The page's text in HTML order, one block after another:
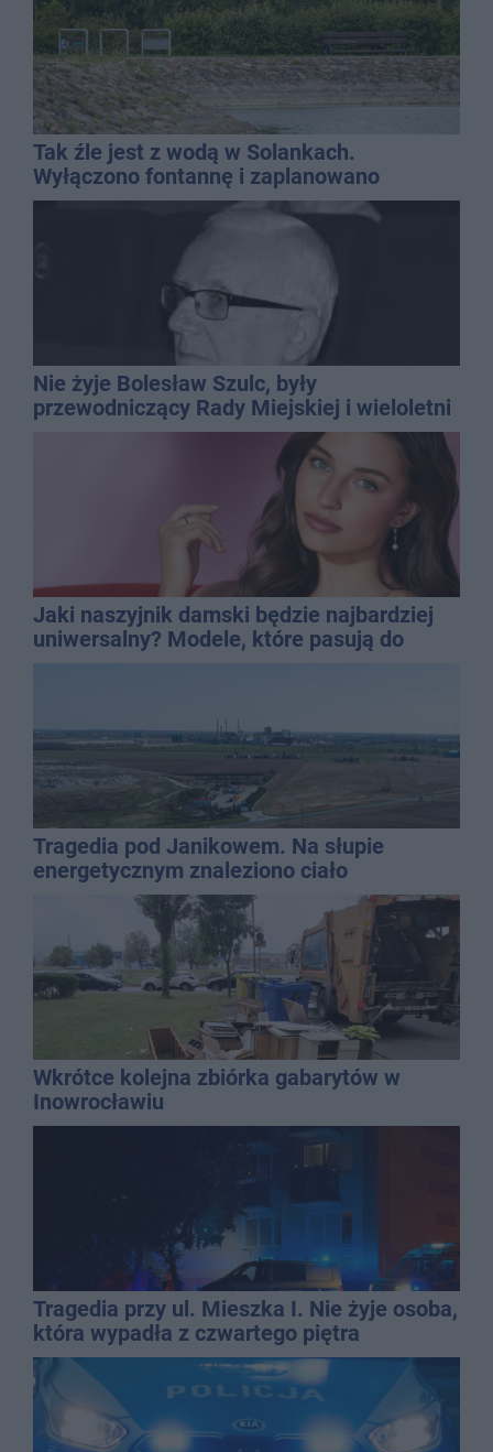
Tak źle jest z wodą w Solankach.
Wyłączono fontannę i zaplanowano
dolewkę
Nie żyje Bolesław Szulc, były
przewodniczący Rady Miejskiej i wieloletni
dyrektor SP 14
Jaki naszyjnik damski będzie najbardziej
uniwersalny? Modele, które pasują do
Tragedia pod Janikowem. Na słupie
energetycznym znaleziono ciało
mężczyzny
Wkrótce kolejna zbiórka gabarytów w
Inowrocławiu
Tragedia przy ul. Mieszka I. Nie żyje osoba,
która wypadła z czwartego piętra